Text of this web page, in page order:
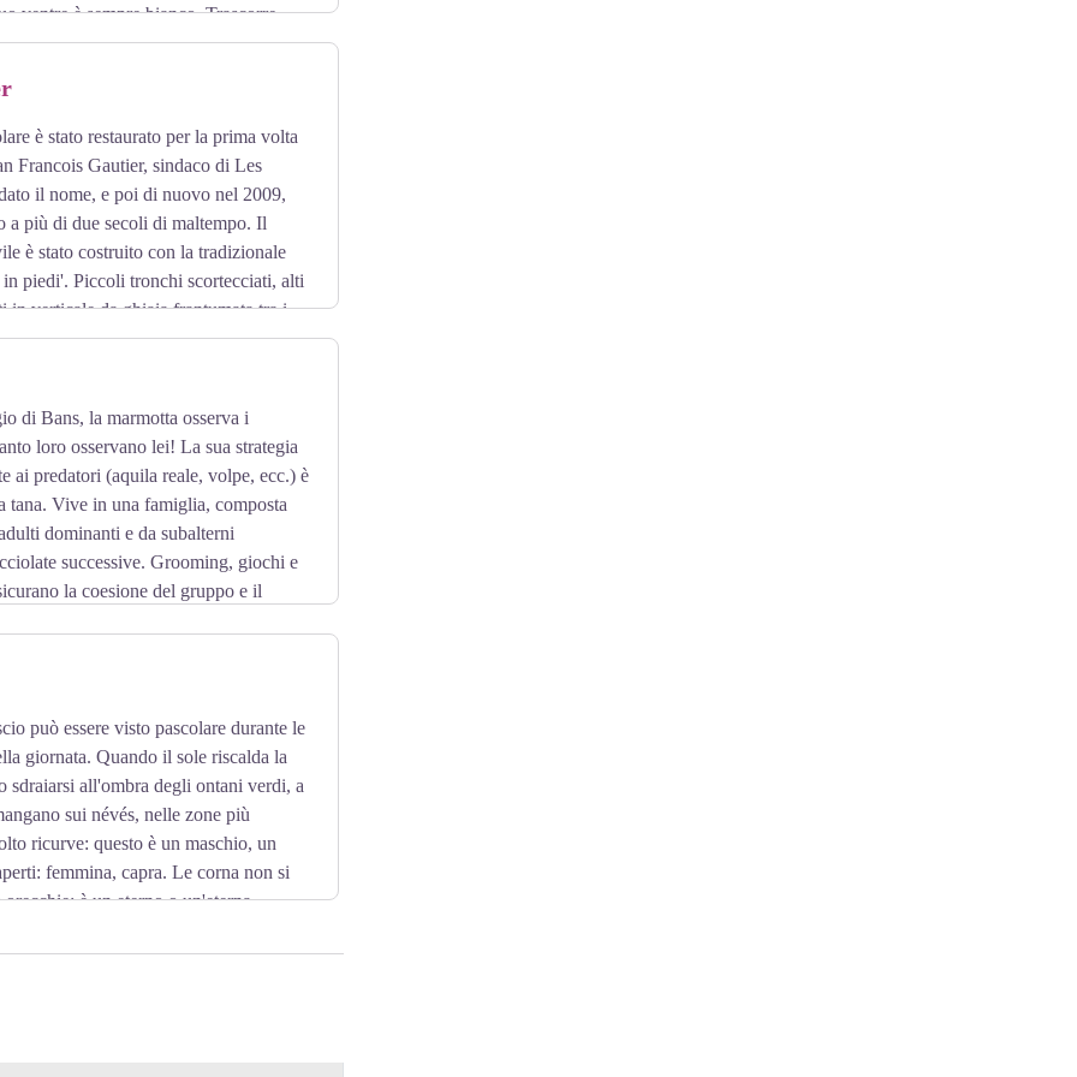
ventre è sempre bianco. Trascorre
per prepararsi all'inverno. Non
Gli scoiattoli conducono una
La minaccia dello
meglio alle foreste decidue ed è
in Europa e potrebbe presto
è stato restaurato per la prima volta
Francois Gautier, sindaco di Les
il nome, e poi di nuovo nel 2009,
a più di due secoli di maltempo. Il
è stato costruito con la tradizionale
piedi'. Piccoli tronchi scortecciati, alti
in verticale da ghiaia frantumata tra i
di Bans, la marmotta osserva i
loro osservano lei! La sua strategia
ai predatori (aquila reale, volpe, ecc.) è
tana. Vive in una famiglia, composta
dominanti e da subalterni
successive. Grooming, giochi e
la coesione del gruppo e il
Nutrirla significa farle adottare
la sua protezione.
può essere visto pascolare durante le
giornata. Quando il sole riscalda la
sdraiarsi all'ombra degli ontani verdi, a
sui névés, nelle zone più
ricurve: questo è un maschio, un
femmina, capra. Le corna non si
è un eterno o un'eterna,